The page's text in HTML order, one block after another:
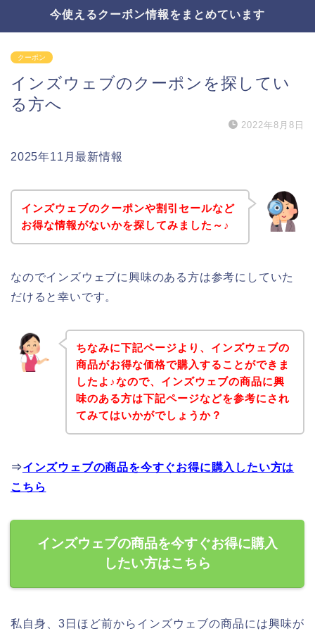
今使えるクーポン情報をまとめています
クーポン
インズウェブのクーポンを探してい
る方へ
2022年8月8日
2025年11月最新情報
インズウェブのクーポンや割引セールなど
お得な情報がないかを探してみました～♪
なのでインズウェブに興味のある方は参考にしていた
だけると幸いです。
ちなみに下記ページより、インズウェブの
商品がお得な価格で購入することができま
したよ♪なので、インズウェブの商品に興
味のある方は下記ページなどを参考にされ
てみてはいかがでしょうか？
⇒インズウェブの商品を今すぐお得に購入したい方は
こちら
インズウェブの商品を今すぐお得に購入
したい方はこちら
私自身、3日ほど前からインズウェブの商品には興味が